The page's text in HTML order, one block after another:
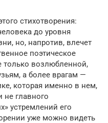
стихотворения:
до уровня
но, напротив, влечет
поэтическое
только возлюбленной,
а более врагам —
которая именно в нем,
не главного
устремлений его
уже можно видеть